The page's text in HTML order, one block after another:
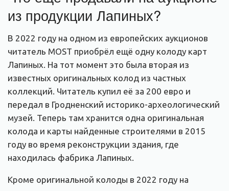
из продукции Лапиных?
В 2022 году на одном из европейских аукционов
читатель MOST приобрёл ещё одну колоду карт
Лапиных. На тот момент это была вторая из
известных оригинальных колод из частных
коллекций. Читатель купил её за 200 евро и
передал в Гродненский историко-археологический
музей. Теперь там хранится одна оригинальная
колода и карты найденные строителями в 2015
году во время реконструкции здания, где
находилась фабрика Лапиных.
Кроме оригинальной колоды в 2022 году на